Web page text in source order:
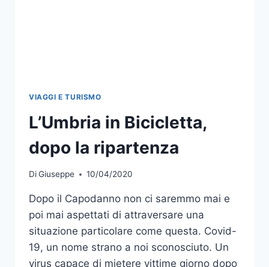
VIAGGI E TURISMO
L’Umbria in Bicicletta,
dopo la ripartenza
DiGiuseppe 10/04/2020
Dopo il Capodanno non ci saremmo mai e
poi mai aspettati di attraversare una
situazione particolare come questa. Covid-
19, un nome strano a noi sconosciuto. Un
virus capace di mietere vittime giorno dopo